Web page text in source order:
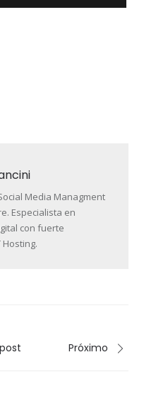
Media Managment
Especialista en
con fuerte
Próximo